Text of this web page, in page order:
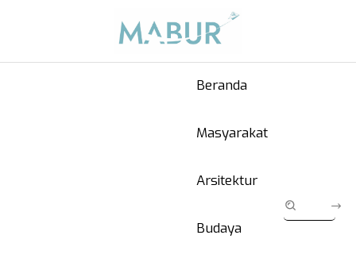
Beranda
Masyarakat
Arsitektur
Budaya